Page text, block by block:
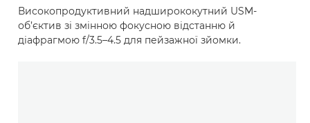
Високопродуктивний надширококутний USM-
об’єктив зі змінною фокусною відстанню й
діафрагмою f/3.5–4.5 для пейзажної зйомки.